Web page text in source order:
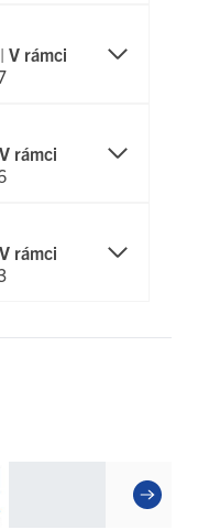
V rámci
V rámci
V rámci